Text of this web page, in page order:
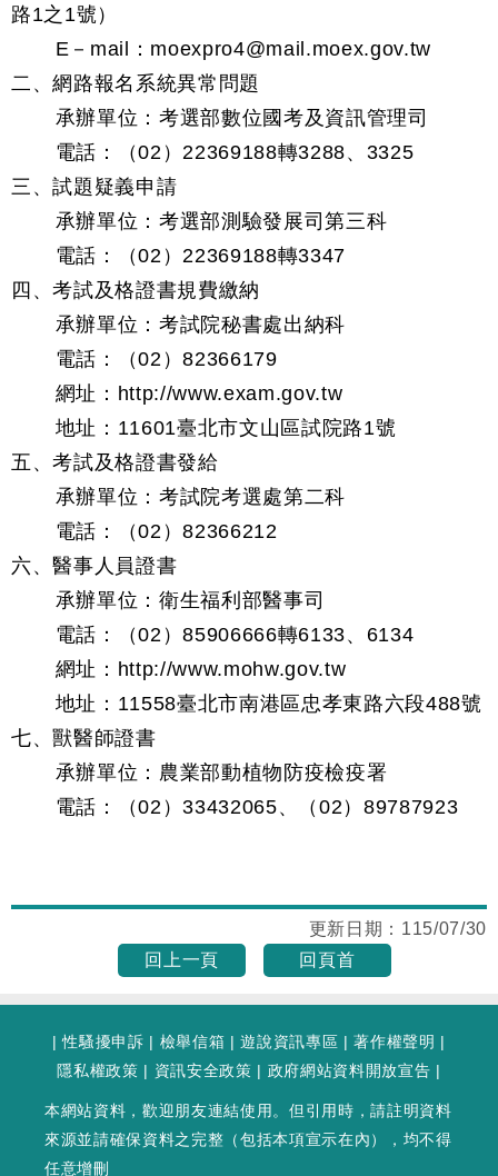
路1之1號）
E－mail：moexpro4@mail.moex.gov.tw
二、網路報名系統異常問題
承辦單位：考選部數位國考及資訊管理司
電話：（02）22369188轉3288、3325
三、試題疑義申請
承辦單位：考選部測驗發展司第三科
電話：（02）22369188轉3347
四、考試及格證書規費繳納
承辦單位：考試院秘書處出納科
電話：（02）82366179
網址：http://www.exam.gov.tw
地址：11601臺北市文山區試院路1號
五、考試及格證書發給
承辦單位：考試院考選處第二科
電話：（02）82366212
六、醫事人員證書
承辦單位：衛生福利部醫事司
電話：（02）85906666轉6133、6134
網址：http://www.mohw.gov.tw
地址：11558臺北市南港區忠孝東路六段488號
七、獸醫師證書
承辦單位：農業部動植物防疫檢疫署
電話：（02）33432065、（02）89787923
更新日期： 115/07/30
回上一頁
回頁首
|性騷擾申訴 | 檢舉信箱 |遊說資訊專區 |著作權聲明 |
隱私權政策 | 資訊安全政策 | 政府網站資料開放宣告 |
本網站資料，歡迎朋友連結使用。但引用時，請註明資料
來源並請確保資料之完整（包括本項宣示在內），均不得
任意增刪